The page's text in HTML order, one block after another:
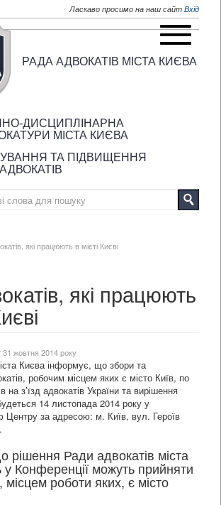
Ласкаво просимо на наш сайт Вхід
РАДА АДВОКАТІВ МІСТА КИЄВА
ДИСЦИПЛІНАРНА
МІСТА КИЄВА
ТА ПІДВИЩЕННЯ
АДВОКАТІВ
які працюють в місті Києві
які працюють
31 жовтня 2014 року
Києва інформує, що збори та
робочим місцем яких є місто Київ, по
на з’їзд адвокатів України та вирішення
14 листопада 2014 року у
Центру за адресою: м. Київ, вул. Героїв
рішення Ради адвокатів міста
у Конференції можуть прийняти
місцем роботи яких, є місто